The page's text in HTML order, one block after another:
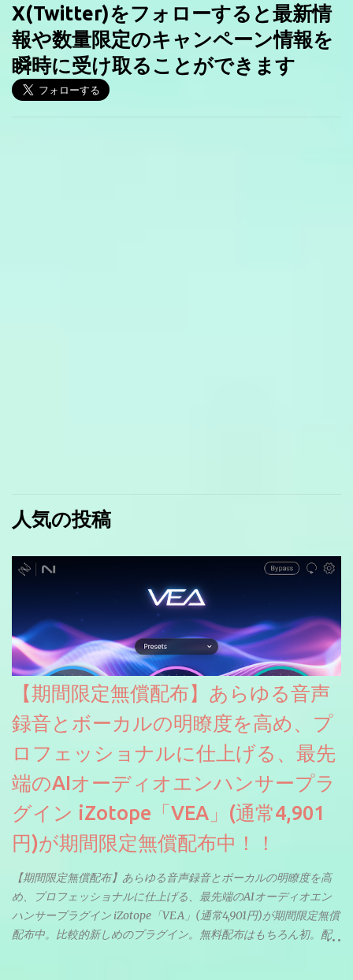
X(Twitter)をフォローすると最新情
報や数量限定のキャンペーン情報を
瞬時に受け取ることができます
人気の投稿
【期間限定無償配布】あらゆる音声
録音とボーカルの明瞭度を高め、プ
ロフェッショナルに仕上げる、最先
端のAIオーディオエンハンサープラ
グイン iZotope「VEA」(通常4,901
円)が期間限定無償配布中！！
【期間限定無償配布】あらゆる音声録音とボーカルの明瞭度を高
め、プロフェッショナルに仕上げる、最先端のAIオーディオエン
ハンサープラグイン iZotope「VEA」(通常4,901円)が期間限定無償
配布中。比較的新しめのプラグイン。無料配布はもちろん初。配